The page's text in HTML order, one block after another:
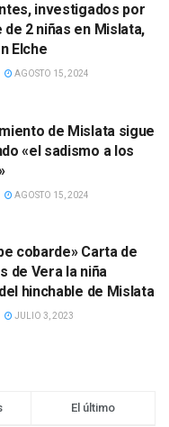
investigados por
2 niñas en Mislata,
Elche
AGOSTO 15, 2024
de Mislata sigue
«el sadismo a los
AGOSTO 15, 2024
cobarde» Carta de
de Vera la niña
hinchable de Mislata
JULIO 3, 2023
El último